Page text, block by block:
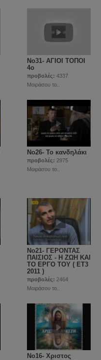
Νο31- ΑΓΙΟΙ ΤΟΠΟΙ
4ο
προβολές: 4337
Μοιράσου το..
Νο26- Το κανδηλάκι
προβολές: 2975
Μοιράσου το..
Νο21- ΓΕΡΟΝΤΑΣ
ΠΑΙΣΙΟΣ - Η ΖΩΗ ΚΑΙ
ΤΟ ΕΡΓΟ ΤΟΥ ( ET3
2011 )
προβολές: 2464
Μοιράσου το..
Νο16- Χριστος